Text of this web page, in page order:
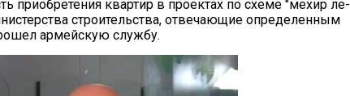
приобретения квартир в проектах по схеме "мехир ле-
строительства, отвечающие определенным
армейскую службу.